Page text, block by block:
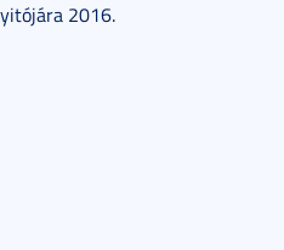
2016.